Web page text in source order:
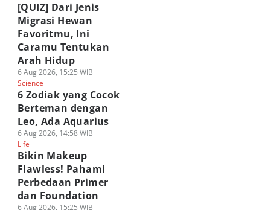
[QUIZ] Dari Jenis
Migrasi Hewan
Favoritmu, Ini
Caramu Tentukan
Arah Hidup
6 Aug 2026, 15:25 WIB
Science
6 Zodiak yang Cocok
Berteman dengan
Leo, Ada Aquarius
6 Aug 2026, 14:58 WIB
Life
Bikin Makeup
Flawless! Pahami
Perbedaan Primer
dan Foundation
6 Aug 2026, 15:25 WIB